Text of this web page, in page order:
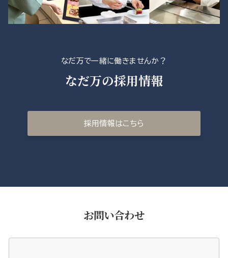
なだ万で一緒に働きませんか？
なだ万の採用情報
採用情報はこちら
お問い合わせ